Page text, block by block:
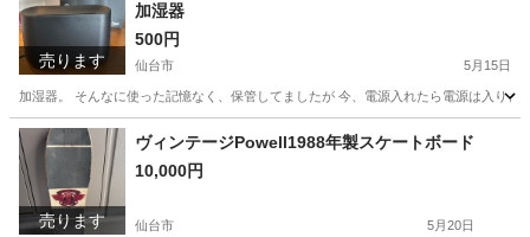
売ります
加湿器
500円
仙台市 5月15日
加湿器。 そんなに使った記憶なく、保管してましたが 今、電源入れたら電源は入り
宮城 仙台市 家具 インテリア
売ります
ヴィンテージPowell1988年製スケートボード
10,000円
仙台市 5月20日